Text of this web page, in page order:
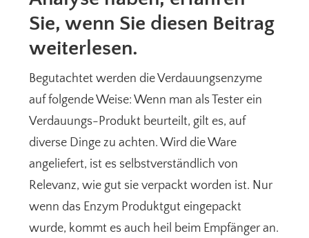
Sie, wenn Sie diesen Beitrag
weiterlesen.
Begutachtet werden die Verdauungsenzyme
auf folgende Weise: Wenn man als Tester ein
Verdauungs-Produkt beurteilt, gilt es, auf
diverse Dinge zu achten. Wird die Ware
angeliefert, ist es selbstverständlich von
Relevanz, wie gut sie verpackt worden ist. Nur
wenn das Enzym Produktgut eingepackt
wurde, kommt es auch heil beim Empfänger an.